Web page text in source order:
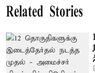
Related Stories